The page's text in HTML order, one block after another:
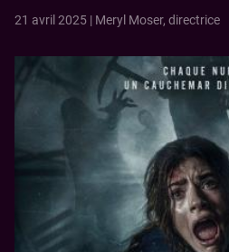
Escape Game
Ciné Resto
Nos tarifs
21 avril 2025 | Meryl Moser, directrice
Image